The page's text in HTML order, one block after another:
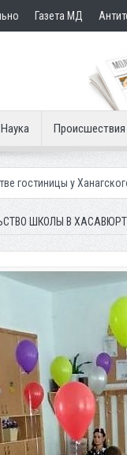
Газета МД
Наука Происшествия
водопада
ШКОЛЫ В